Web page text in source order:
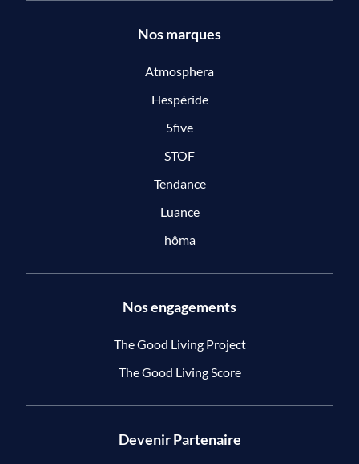
Nos marques
Atmosphera
Hespéride
5five
STOF
Tendance
Luance
hôma
Nos engagements
The Good Living Project
The Good Living Score
Devenir Partenaire